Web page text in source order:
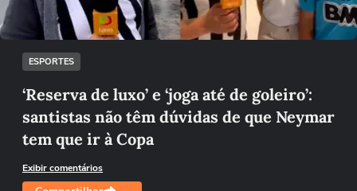
ESPORTES
‘Reserva de luxo’ e ‘joga até de goleiro’:
santistas não têm dúvidas de que Neymar
tem que ir à Copa
Exibir comentários